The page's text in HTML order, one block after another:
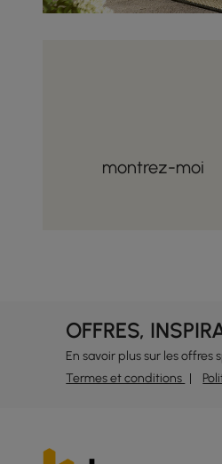
montrez-moi
OFFRES,
En savoir plus sur les offres
Termes et conditions